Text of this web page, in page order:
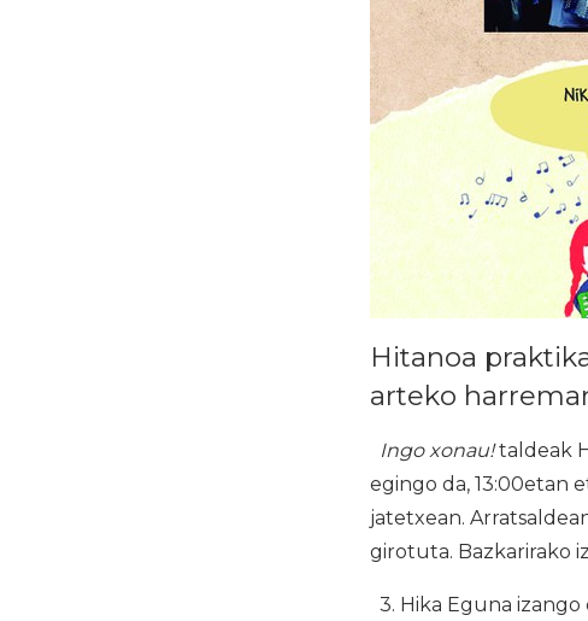
Hitanoa
arteko
Ingo xonau!taldeak
egingo da, 13:00etan
jatetxean.
girotuta. Bazkarirako
3. Hika Eguna